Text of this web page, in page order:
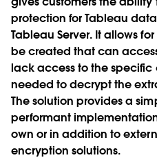
protection for Tableau
Tableau Server. It allows
be created that can
lack access to the
needed to decrypt the
The solution provides a
performant
own or in addition to
encryption solutions.